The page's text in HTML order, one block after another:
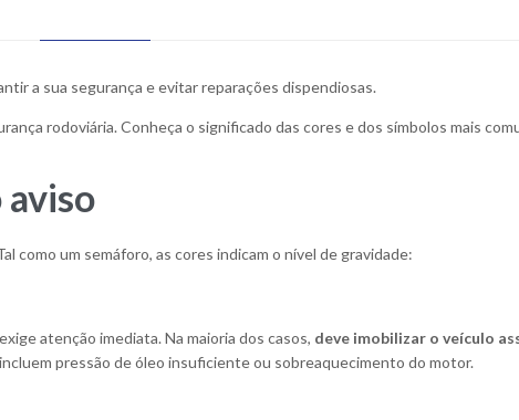
a sua segurança e evitar reparações dispendiosas.
rodoviária. Conheça o significado das cores e dos símbolos mais
aviso
como um semáforo, as cores indicam o nível de gravidade:
atenção imediata. Na maioria dos casos, deve imobilizar o veículo
pressão de óleo insuficiente ou sobreaquecimento do motor.